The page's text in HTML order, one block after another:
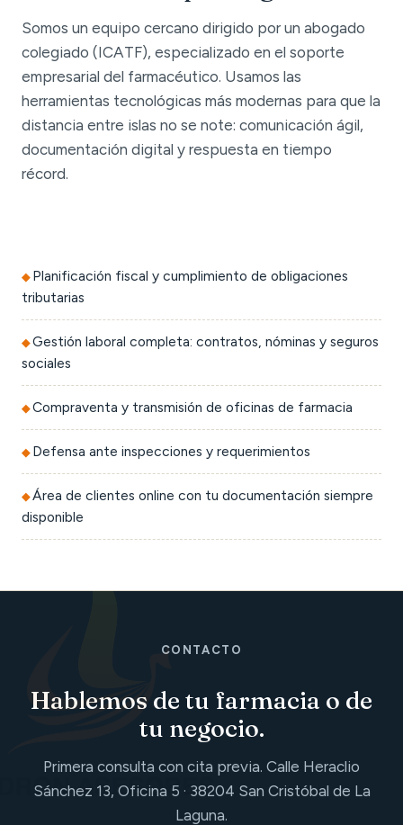
Somos un equipo cercano dirigido por un abogado
colegiado (ICATF), especializado en el soporte
empresarial del farmacéutico. Usamos las
herramientas tecnológicas más modernas para que la
distancia entre islas no se note: comunicación ágil,
documentación digital y respuesta en tiempo
récord.
Planificación fiscal y cumplimiento de obligaciones
tributarias
Gestión laboral completa: contratos, nóminas y seguros
sociales
Compraventa y transmisión de oficinas de farmacia
Defensa ante inspecciones y requerimientos
Área de clientes online con tu documentación siempre
disponible
CONTACTO
Hablemos de tu farmacia o de
tu negocio.
Primera consulta con cita previa. Calle Heraclio
Sánchez 13, Oficina 5 · 38204 San Cristóbal de La
Laguna.